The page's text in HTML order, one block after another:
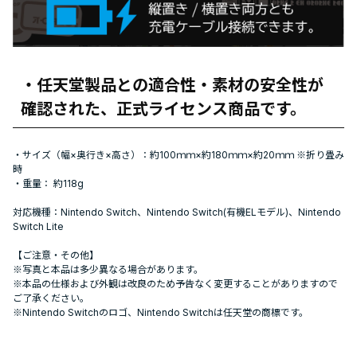
・任天堂製品との適合性・素材の安全性が
確認された、正式ライセンス商品です。
・サイズ（幅×奥行き×高さ）：約100ｍｍ×約180ｍｍ×約20ｍｍ ※折り畳み
時
・重量： 約118g
対応機種：Nintendo Switch、Nintendo Switch(有機ELモデル)、Nintendo
Switch Lite
【ご注意・その他】
※写真と本品は多少異なる場合があります。
※本品の仕様および外観は改良のため予告なく変更することがありますので
ご了承ください。
※Nintendo Switchのロゴ、Nintendo Switchは任天堂の商標です。